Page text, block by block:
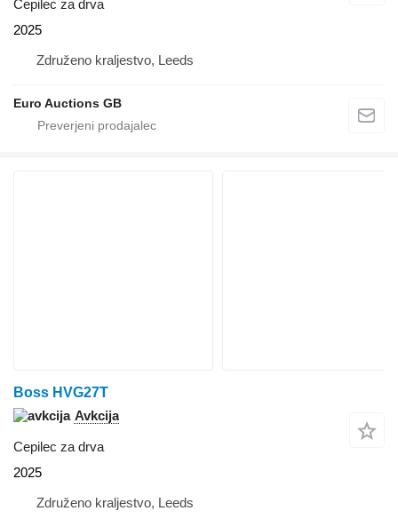
Cepilec za drva
2025
Združeno kraljestvo, Leeds
Euro Auctions GB
Boss HVG27T
Avkcija
Cepilec za drva
2025
Združeno kraljestvo, Leeds